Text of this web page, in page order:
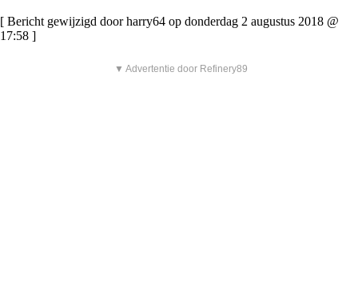
[ Bericht gewijzigd door harry64 op donderdag 2 augustus 2018 @
17:58 ]
▼ Advertentie door Refinery89